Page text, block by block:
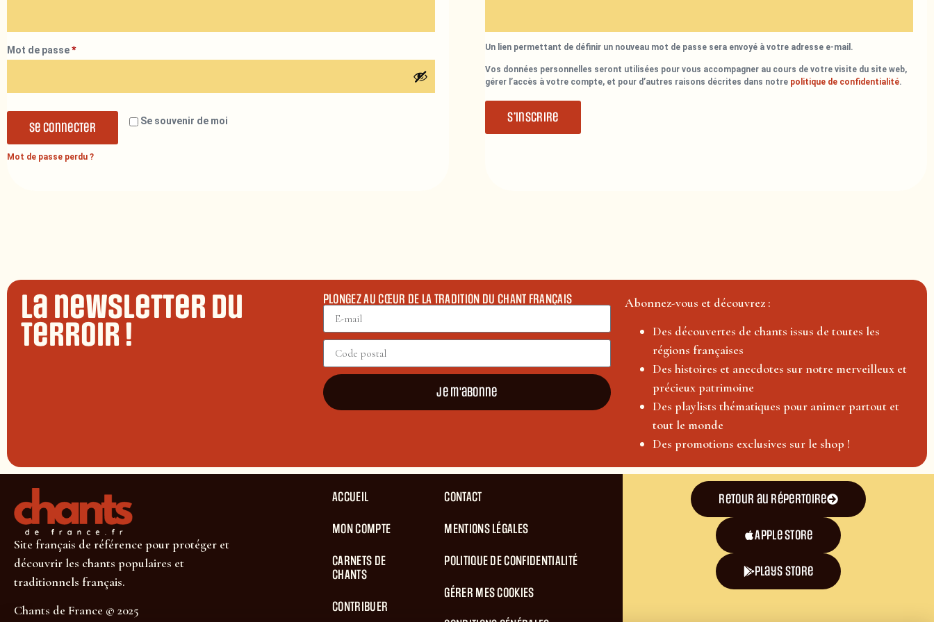
Mot de passe*
Se souvenir de moi
Se connecter
Mot de passe perdu ?
Un lien permettant de définir un nouveau mot de passe sera envoyé à votre adresse e-mail.
Vos données personnelles seront utilisées pour vous accompagner au cours de votre visite du site web,
gérer l’accès à votre compte, et pour d’autres raisons décrites dans notre politique de confidentialité.
S’inscrire
La newsletter du
terroir !
PLONGEZ AU CŒUR DE LA TRADITION DU CHANT FRANÇAIS
Je m'abonne
Abonnez-vous et découvrez :
Des découvertes de chants issus de toutes les
régions françaises
Des histoires et anecdotes sur notre merveilleux et
précieux patrimoine
Des playlists thématiques pour animer partout et
tout le monde
Des promotions exclusives sur le shop !
Site français de référence pour protéger et
découvrir les chants populaires et
traditionnels français.
Chants de France © 2025
ACCUEIL
MON COMPTE
CARNETS DE
CHANTS
CONTRIBUER
CONTACT
MENTIONS LÉGALES
POLITIQUE DE CONFIDENTIALITÉ
GÉRER MES COOKIES
Retour au répertoire
Apple Store
plays store